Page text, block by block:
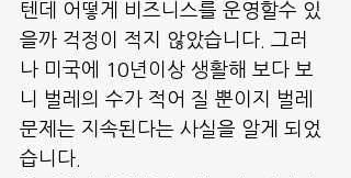
텐데 어떻게 비즈니스를 운영할수 있
을까 걱정이 적지 않았습니다. 그러
나 미국에 10년이상 생활해 보다 보
니 벌레의 수가 적어 질 뿐이지 벌레
문제는 지속된다는 사실을 알게 되었
습니다.